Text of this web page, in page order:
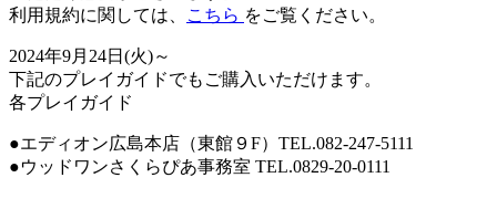
利用規約に関しては、
こちら をご覧ください。
2024年9月24日(火)～
下記のプレイガイドでもご購入いただけます。
各プレイガイド
●エディオン広島本店（東館９F）TEL.082-247-5111
●ウッドワンさくらぴあ事務室 TEL.0829-20-0111